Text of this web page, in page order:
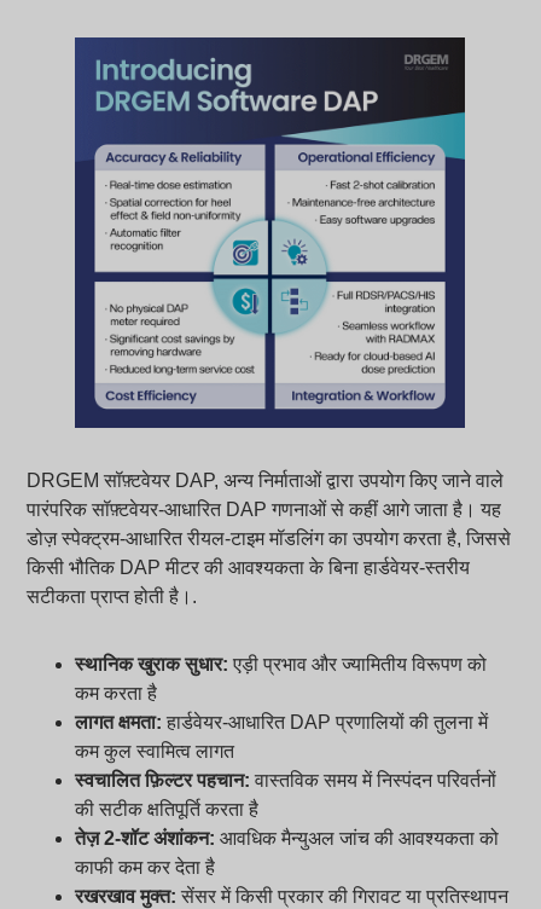
DRGEM सॉफ़्टवेयर DAP, अन्य निर्माताओं द्वारा उपयोग किए जाने वाले
पारंपरिक सॉफ़्टवेयर-आधारित DAP गणनाओं से कहीं आगे जाता है। यह
डोज़ स्पेक्ट्रम-आधारित रीयल-टाइम मॉडलिंग का उपयोग करता है, जिससे
किसी भौतिक DAP मीटर की आवश्यकता के बिना हार्डवेयर-स्तरीय
सटीकता प्राप्त होती है।.
स्थानिक खुराक सुधार: एड़ी प्रभाव और ज्यामितीय विरूपण को
कम करता है
लागत क्षमता:हार्डवेयर-आधारित DAP प्रणालियों की तुलना में
कम कुल स्वामित्व लागत
स्वचालित फ़िल्टर पहचान:वास्तविक समय में निस्पंदन परिवर्तनों
की सटीक क्षतिपूर्ति करता है
तेज़ 2-शॉट अंशांकन:आवधिक मैन्युअल जांच की आवश्यकता को
काफी कम कर देता है
रखरखाव मुक्त:सेंसर में किसी प्रकार की गिरावट या प्रतिस्थापन